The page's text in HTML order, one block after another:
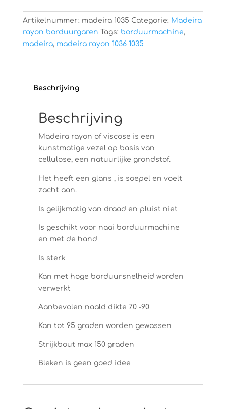
Artikelnummer: madeira 1035 Categorie: Madeira
rayon borduurgaren Tags: borduurmachine,
madeira, madeira rayon 1036 1035
Beschrijving
Beschrijving
Madeira rayon of viscose is een
kunstmatige vezel op basis van
cellulose, een natuurlijke grondstof.
Het heeft een glans , is soepel en voelt
zacht aan.
Is gelijkmatig van draad en pluist niet
Is geschikt voor naai borduurmachine
en met de hand
Is sterk
Kan met hoge borduursnelheid worden
verwerkt
Aanbevolen naald dikte 70 -90
Kan tot 95 graden worden gewassen
Strijkbout max 150 graden
Bleken is geen goed idee